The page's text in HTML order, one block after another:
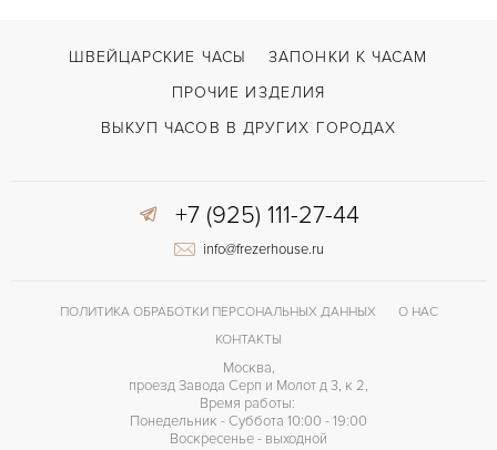
Двойной сложности застежка
ШВЕЙЦАРСКИЕ ЧАСЫ
ЗАПОНКИ К ЧАСАМ
ПРОЧИЕ ИЗДЕЛИЯ
ВЫКУП ЧАСОВ В ДРУГИХ ГОРОДАХ
+7 (925) 111-27-44
info@frezerhouse.ru
ПОЛИТИКА ОБРАБОТКИ ПЕРСОНАЛЬНЫХ ДАННЫХ
О НАС
КОНТАКТЫ
Москва,
проезд Завода Серп и Молот д 3, к 2,
Время работы:
Понедельник - Суббота 10:00 - 19:00
Воскресенье - выходной